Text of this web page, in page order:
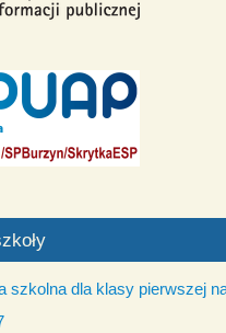
szkolna dla klasy pierwszej